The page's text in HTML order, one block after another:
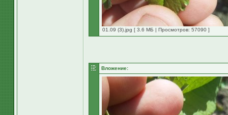
01.09 (3).jpg [ 3.6 МБ | Просмотров: 57090 ]
Вложение: